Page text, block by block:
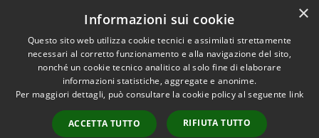
Dichiarazione di accessibilità
Accessibilità
Copyright © 2026 • Comune di
San Teodoro • Powered by
Municipium•
Accesso
×
Informazioni sui cookie
Questo sito web utilizza cookie tecnici e assimilati strettamente
necessari al corretto funzionamento e alla navigazione del sito,
nonché un cookie tecnico analitico al solo fine di elaborare
informazioni statistiche, aggregate e anonime.
Per maggiori dettagli, può consultare la cookie policy al seguente link
ACCETTA TUTTO RIFIUTA TUTTO